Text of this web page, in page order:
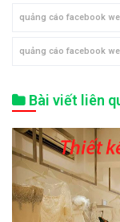
quảng cáo facebook
quảng cáo facebook
Bài viết liên